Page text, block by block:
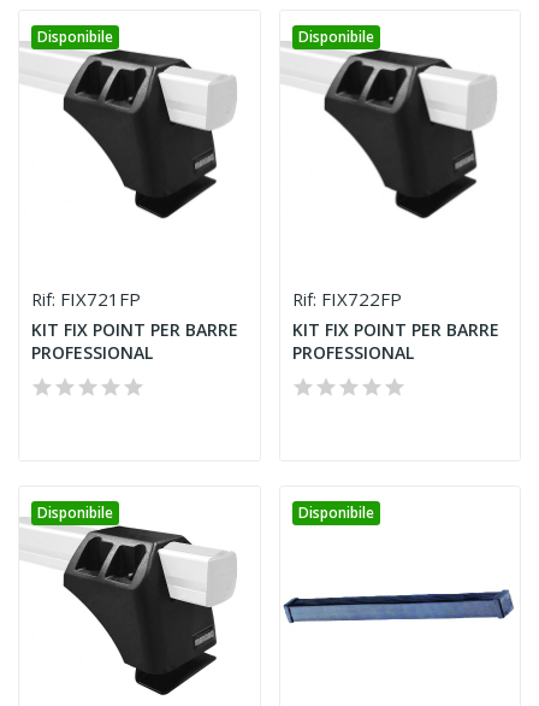
Disponibile
Rif: FIX721FP
KIT FIX POINT PER BARRE
PROFESSIONAL
Disponibile
Rif: FIX722FP
KIT FIX POINT PER BARRE
PROFESSIONAL
Disponibile Disponibile